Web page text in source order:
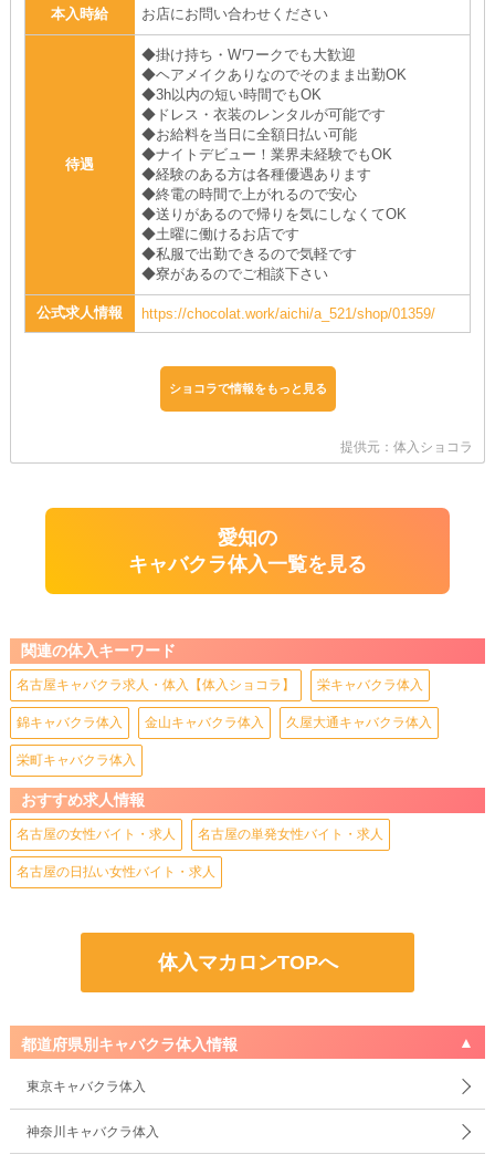
本入時給 お店にお問い合わせください
待遇
◆掛け持ち・Wワークでも大歓迎
◆ヘアメイクありなのでそのまま出勤OK
◆3h以内の短い時間でもOK
◆ドレス・衣装のレンタルが可能です
◆お給料を当日に全額日払い可能
◆ナイトデビュー！業界未経験でもOK
◆経験のある方は各種優遇あります
◆終電の時間で上がれるので安心
◆送りがあるので帰りを気にしなくてOK
◆土曜に働けるお店です
◆私服で出勤できるので気軽です
◆寮があるのでご相談下さい
公式求人情報 https://chocolat.work/aichi/a_521/shop/01359/
ショコラで情報をもっと見る
提供元：体入ショコラ
愛知の
キャバクラ体入一覧を見る
関連の体入キーワード
名古屋キャバクラ求人・体入【体入ショコラ】 栄キャバクラ体入
錦キャバクラ体入 金山キャバクラ体入 久屋大通キャバクラ体入
栄町キャバクラ体入
おすすめ求人情報
名古屋の女性バイト・求人 名古屋の単発女性バイト・求人
名古屋の日払い女性バイト・求人
体入マカロンTOPへ
都道府県別キャバクラ体入情報
東京キャバクラ体入
神奈川キャバクラ体入